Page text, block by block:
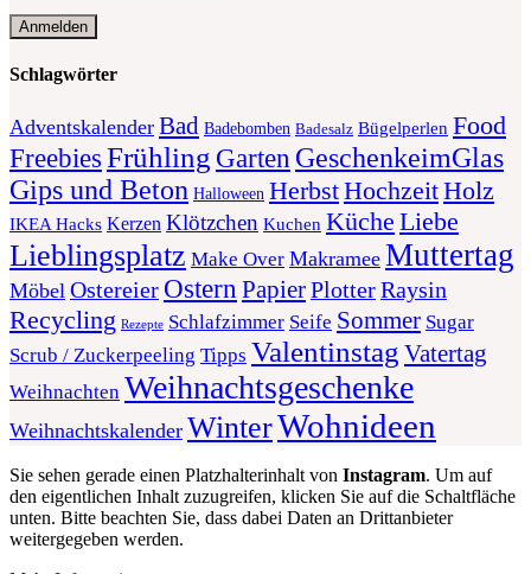
Schlagwörter
Adventskalender Bad Badebomben Badesalz Bügelperlen Food
FreebiesFrühling Garten GeschenkeimGlas
Gips und Beton Halloween HerbstHochzeitHolz
IKEA Hacks Kerzen Klötzchen Kuchen Küche Liebe
Lieblingsplatz Make Over Makramee Muttertag
Möbel Ostereier Ostern PapierPlotterRaysin
Recycling Rezepte Schlafzimmer Seife Sommer Sugar
Scrub / Zuckerpeeling Tipps Valentinstag Vatertag
Weihnachten Weihnachtsgeschenke
Weihnachtskalender WinterWohnideen
Sie sehen gerade einen Platzhalterinhalt von Instagram. Um auf
den eigentlichen Inhalt zuzugreifen, klicken Sie auf die Schaltfläche
unten. Bitte beachten Sie, dass dabei Daten an Drittanbieter
weitergegeben werden.